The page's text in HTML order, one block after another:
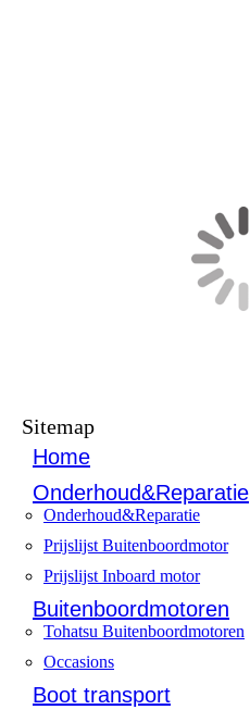
Sitemap
Home
Onderhoud&Reparatie
Onderhoud&Reparatie
Prijslijst Buitenboordmotor
Prijslijst Inboard motor
Buitenboordmotoren
Tohatsu Buitenboordmotoren
Occasions
Boot transport